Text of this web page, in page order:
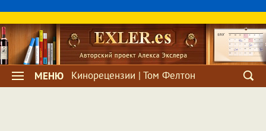
МЕНЮ Кинорецензии | Том Фелтон